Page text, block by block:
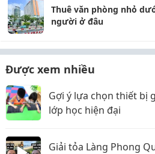
Thuê văn phòng nhỏ
người ở đâu
Được xem nhiều
Gợi ý lựa chọn thiết bị
lớp học hiện đại
Giải tỏa Làng Phong